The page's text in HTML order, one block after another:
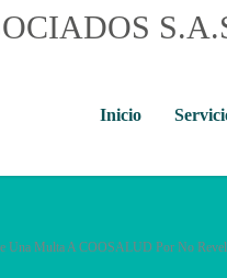
Inicio
Una Multa A COOSALUD Por No